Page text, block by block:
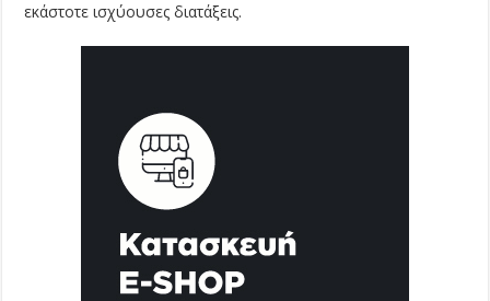
εκάστοτε ισχύουσες διατάξεις.